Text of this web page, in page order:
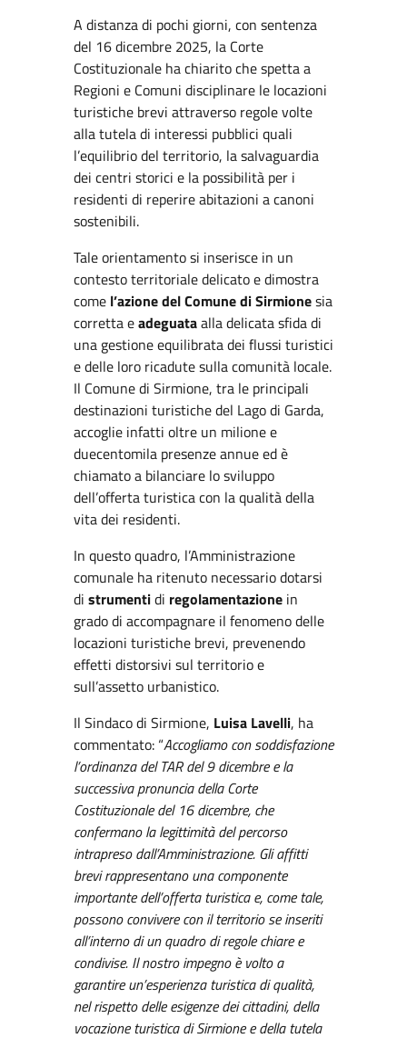
A distanza di pochi giorni, con sentenza
del 16 dicembre 2025, la Corte
Costituzionale ha chiarito che spetta a
Regioni e Comuni disciplinare le locazioni
turistiche brevi attraverso regole volte
alla tutela di interessi pubblici quali
l’equilibrio del territorio, la salvaguardia
dei centri storici e la possibilità per i
residenti di reperire abitazioni a canoni
sostenibili.
Tale orientamento si inserisce in un
contesto territoriale delicato e dimostra
come l’azione del Comune di Sirmionesia
corretta eadeguataalla delicata sfida di
una gestione equilibrata dei flussi turistici
e delle loro ricadute sulla comunità locale.
Il Comune di Sirmione, tra le principali
destinazioni turistiche del Lago di Garda,
accoglie infatti oltre un milione e
duecentomila presenze annue ed è
chiamato a bilanciare lo sviluppo
dell’offerta turistica con la qualità della
vita dei residenti.
In questo quadro, l’Amministrazione
comunale ha ritenuto necessario dotarsi
di strumentidi regolamentazione in
grado di accompagnare il fenomeno delle
locazioni turistiche brevi, prevenendo
effetti distorsivi sul territorio e
sull’assetto urbanistico.
Il Sindaco di Sirmione, Luisa Lavelli, ha
commentato: “Accogliamo con soddisfazione
l’ordinanza del TAR del 9 dicembre e la
successiva pronuncia della Corte
Costituzionale del 16 dicembre, che
confermano la legittimità del percorso
intrapreso dall’Amministrazione. Gli affitti
brevi rappresentano una componente
importante dell’offerta turistica e, come tale,
possono convivere con il territorio se inseriti
all’interno di un quadro di regole chiare e
condivise. Il nostro impegno è volto a
garantire un’esperienza turistica di qualità,
nel rispetto delle esigenze dei cittadini, della
vocazione turistica di Sirmione e della tutela